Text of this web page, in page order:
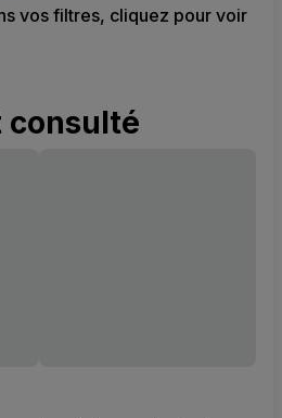
vos filtres, cliquez pour voir
consulté